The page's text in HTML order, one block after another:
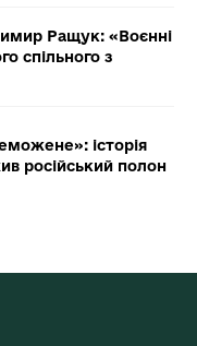
Ращук: «Воєнні
спільного з
історія
російський полон